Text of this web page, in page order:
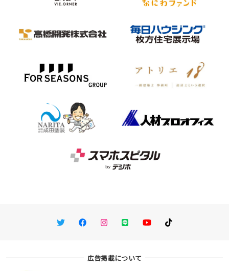
TwitterFacebookInstagram
LINE You TubeTikTok
広告掲載について